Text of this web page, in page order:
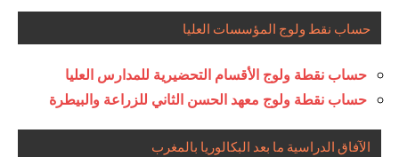
حساب نقط ولوج المؤسسات العليا
حساب نقطة ولوج الأقسام التحضيرية للمدارس العليا
حساب نقطة ولوج معهد الحسن الثاني للزراعة والبيطرة
الآفاق الدراسية ما بعد البكالوريا بالمغرب